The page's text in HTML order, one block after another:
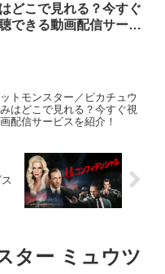
どこで見れる？今すぐ
できる動画配信サービ
トモンスター／ピカチュウ
はどこで見れる？今すぐ視
配信サービスを紹介！
ター ミュウツ